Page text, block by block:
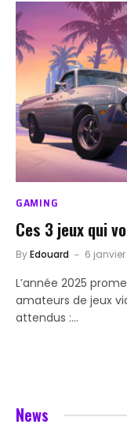
GAMING
Ces 3 jeux qui
ByEdouard 6
L’année 2025
amateurs de jeux
attendus :…
News